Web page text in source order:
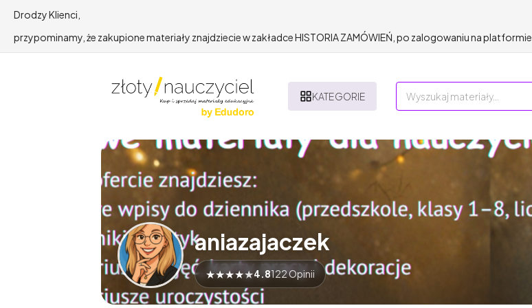
Drodzy Klienci,
przypominamy, że zakupione materiały znajdziecie w zakładce HISTORIA ZAMÓWIEŃ, po zalogowaniu na platformie.
KATEGORIE
aniazajaczek
★★★★★4.8122 Opinii